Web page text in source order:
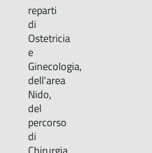
reparti
di
Ostetricia
e
Ginecologia,
dell'area
Nido,
del
percorso
di